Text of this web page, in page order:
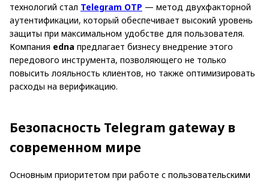
технологий стал Telegram OTP — метод двухфакторной
аутентификации, который обеспечивает высокий уровень
защиты при максимальном удобстве для пользователя.
Компания edna предлагает бизнесу внедрение этого
передового инструмента, позволяющего не только
повысить лояльность клиентов, но также оптимизировать
расходы на верификацию.
Безопасность Telegram gateway в
современном мире
Основным приоритетом при работе с пользовательскими